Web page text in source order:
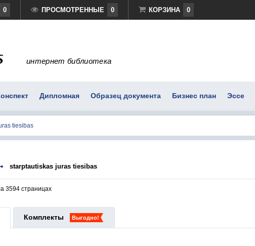
0 ПРОСМОТРЕННЫЕ 0 КОРЗИНА 0
интернет библиотека
Дипломная Образец документа Бизнес план Эссе
starptautiskas juras tiesibas
3594 страницах
Комплекты Выгодно!